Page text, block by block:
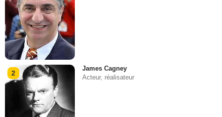
2
James Cagney
Acteur, réalisateur